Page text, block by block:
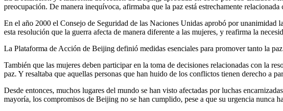
preocupación. De manera inequívoca, afirmaba que la paz está estrechamente
En el año 2000 el Consejo de Seguridad de las Naciones Unidas aprobó por unanimidad
esta resolución que la guerra afecta de manera diferente a las mujeres, y reafirma la
La Plataforma de Acción de Beijing definió medidas esenciales para promover tanto la
También que las mujeres deben participar en la toma de decisiones relacionadas con la
paz. Y resaltaba que aquellas personas que han huido de los conflictos tienen derecho a
Desde entonces, muchos lugares del mundo se han visto afectadas por luchas
mayoría, los compromisos de Beijing no se han cumplido, pese a que su urgencia nunca